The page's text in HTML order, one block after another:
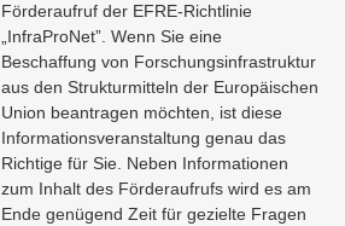
Förderaufruf der EFRE-Richtlinie
„InfraProNet”. Wenn Sie eine
Beschaffung von Forschungsinfrastruktur
aus den Strukturmitteln der Europäischen
Union beantragen möchten, ist diese
Informationsveranstaltung genau das
Richtige für Sie. Neben Informationen
zum Inhalt des Förderaufrufs wird es am
Ende genügend Zeit für gezielte Fragen